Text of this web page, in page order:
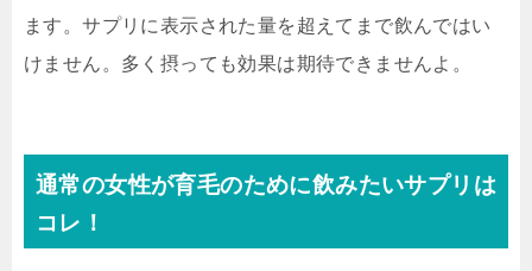
ます。サプリに表示された量を超えてまで飲んではい
けません。多く摂っても効果は期待できませんよ。
通常の女性が育毛のために飲みたいサプリは
コレ！